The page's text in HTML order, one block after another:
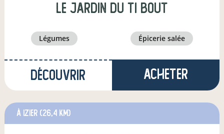
Le jardin du Ti bout
légumes épicerie salée
Découvrir Acheter
à Izier (26,4 km)